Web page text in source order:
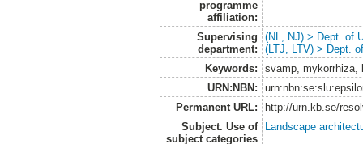
programme
affiliation:
Supervising
department:
(NL, NJ) > Dept. of
(LTJ, LTV) > Dept.
Keywords:
svamp, mykorrhiza,
URN:NBN:
Permanent URL:
http://urn.kb.se/
Subject. Use of
subject categories
Landscape